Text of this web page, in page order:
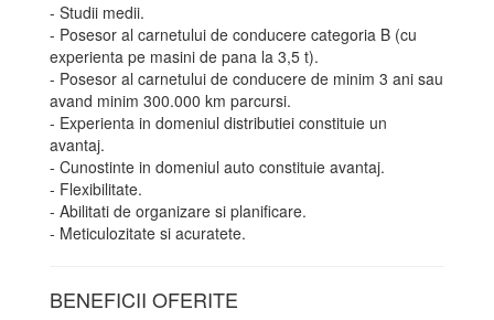
- Studii medii.
- Posesor al carnetului de conducere categoria B (cu
experienta pe masini de pana la 3,5 t).
- Posesor al carnetului de conducere de minim 3 ani sau
avand minim 300.000 km parcursi.
- Experienta in domeniul distributiei constituie un
avantaj.
- Cunostinte in domeniul auto constituie avantaj.
- Flexibilitate.
- Abilitati de organizare si planificare.
- Meticulozitate si acuratete.
BENEFICII OFERITE